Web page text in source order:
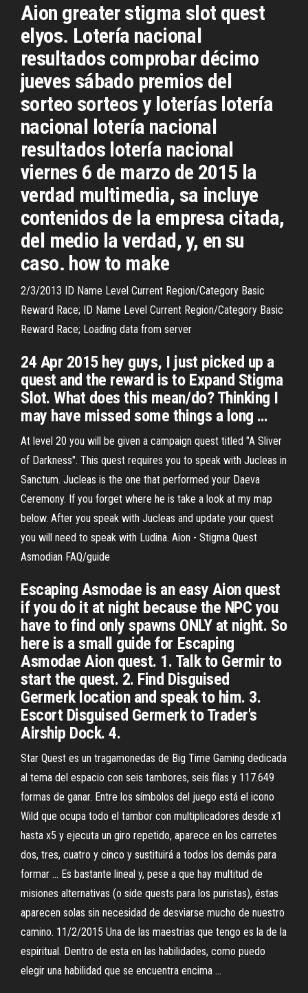
Aion greater stigma slot quest
elyos. Lotería nacional
resultados comprobar décimo
jueves sábado premios del
sorteo sorteos y loterías lotería
nacional lotería nacional
resultados lotería nacional
viernes 6 de marzo de 2015 la
verdad multimedia, sa incluye
contenidos de la empresa citada,
del medio la verdad, y, en su
caso. how to make
2/3/2013 ID Name Level Current Region/Category Basic
Reward Race; ID Name Level Current Region/Category Basic
Reward Race; Loading data from server
24 Apr 2015 hey guys, I just picked up a
quest and the reward is to Expand Stigma
Slot. What does this mean/do? Thinking I
may have missed some things a long …
At level 20 you will be given a campaign quest titled "A Sliver
of Darkness". This quest requires you to speak with Jucleas in
Sanctum. Jucleas is the one that performed your Daeva
Ceremony. If you forget where he is take a look at my map
below. After you speak with Jucleas and update your quest
you will need to speak with Ludina. Aion - Stigma Quest
Asmodian FAQ/guide
Escaping Asmodae is an easy Aion quest
if you do it at night because the NPC you
have to find only spawns ONLY at night. So
here is a small guide for Escaping
Asmodae Aion quest. 1. Talk to Germir to
start the quest. 2. Find Disguised
Germerk location and speak to him. 3.
Escort Disguised Germerk to Trader's
Airship Dock. 4.
Star Quest es un tragamonedas de Big Time Gaming dedicada
al tema del espacio con seis tambores, seis filas y 117.649
formas de ganar. Entre los símbolos del juego está el icono
Wild que ocupa todo el tambor con multiplicadores desde x1
hasta x5 y ejecuta un giro repetido, aparece en los carretes
dos, tres, cuatro y cinco y sustituirá a todos los demás para
formar … Es bastante lineal y, pese a que hay multitud de
misiones alternativas (o side quests para los puristas), éstas
aparecen solas sin necesidad de desviarse mucho de nuestro
camino. 11/2/2015 Una de las maestrias que tengo es la de la
espiritual. Dentro de esta en las habilidades, como puedo
elegir una habilidad que se encuentra encima …